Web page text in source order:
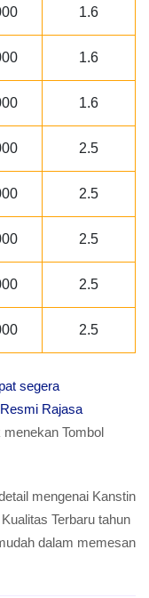
1.6
1.6
1.6
2.5
2.5
2.5
2.5
2.5
segera
Rajasa
Tombol
mengenai Kanstin
Terbaru tahun
dalam memesan